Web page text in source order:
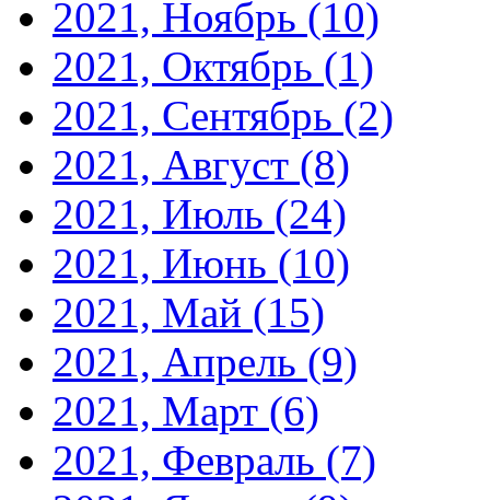
2021, Ноябрь (10)
2021, Октябрь (1)
2021, Сентябрь (2)
2021, Август (8)
2021, Июль (24)
2021, Июнь (10)
2021, Май (15)
2021, Апрель (9)
2021, Март (6)
2021, Февраль (7)